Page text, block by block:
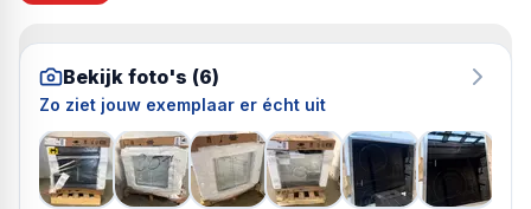
Bekijk foto's (6)
Zo ziet jouw exemplaar er écht uit